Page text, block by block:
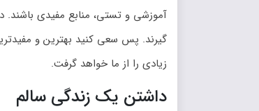
آموزشی و تستی، منابع مفیدی باشند.
گیرند. پس سعی کنید بهترین و
زیادی را از ما خواهد گرفت.
داشتن یک زندگی سالم